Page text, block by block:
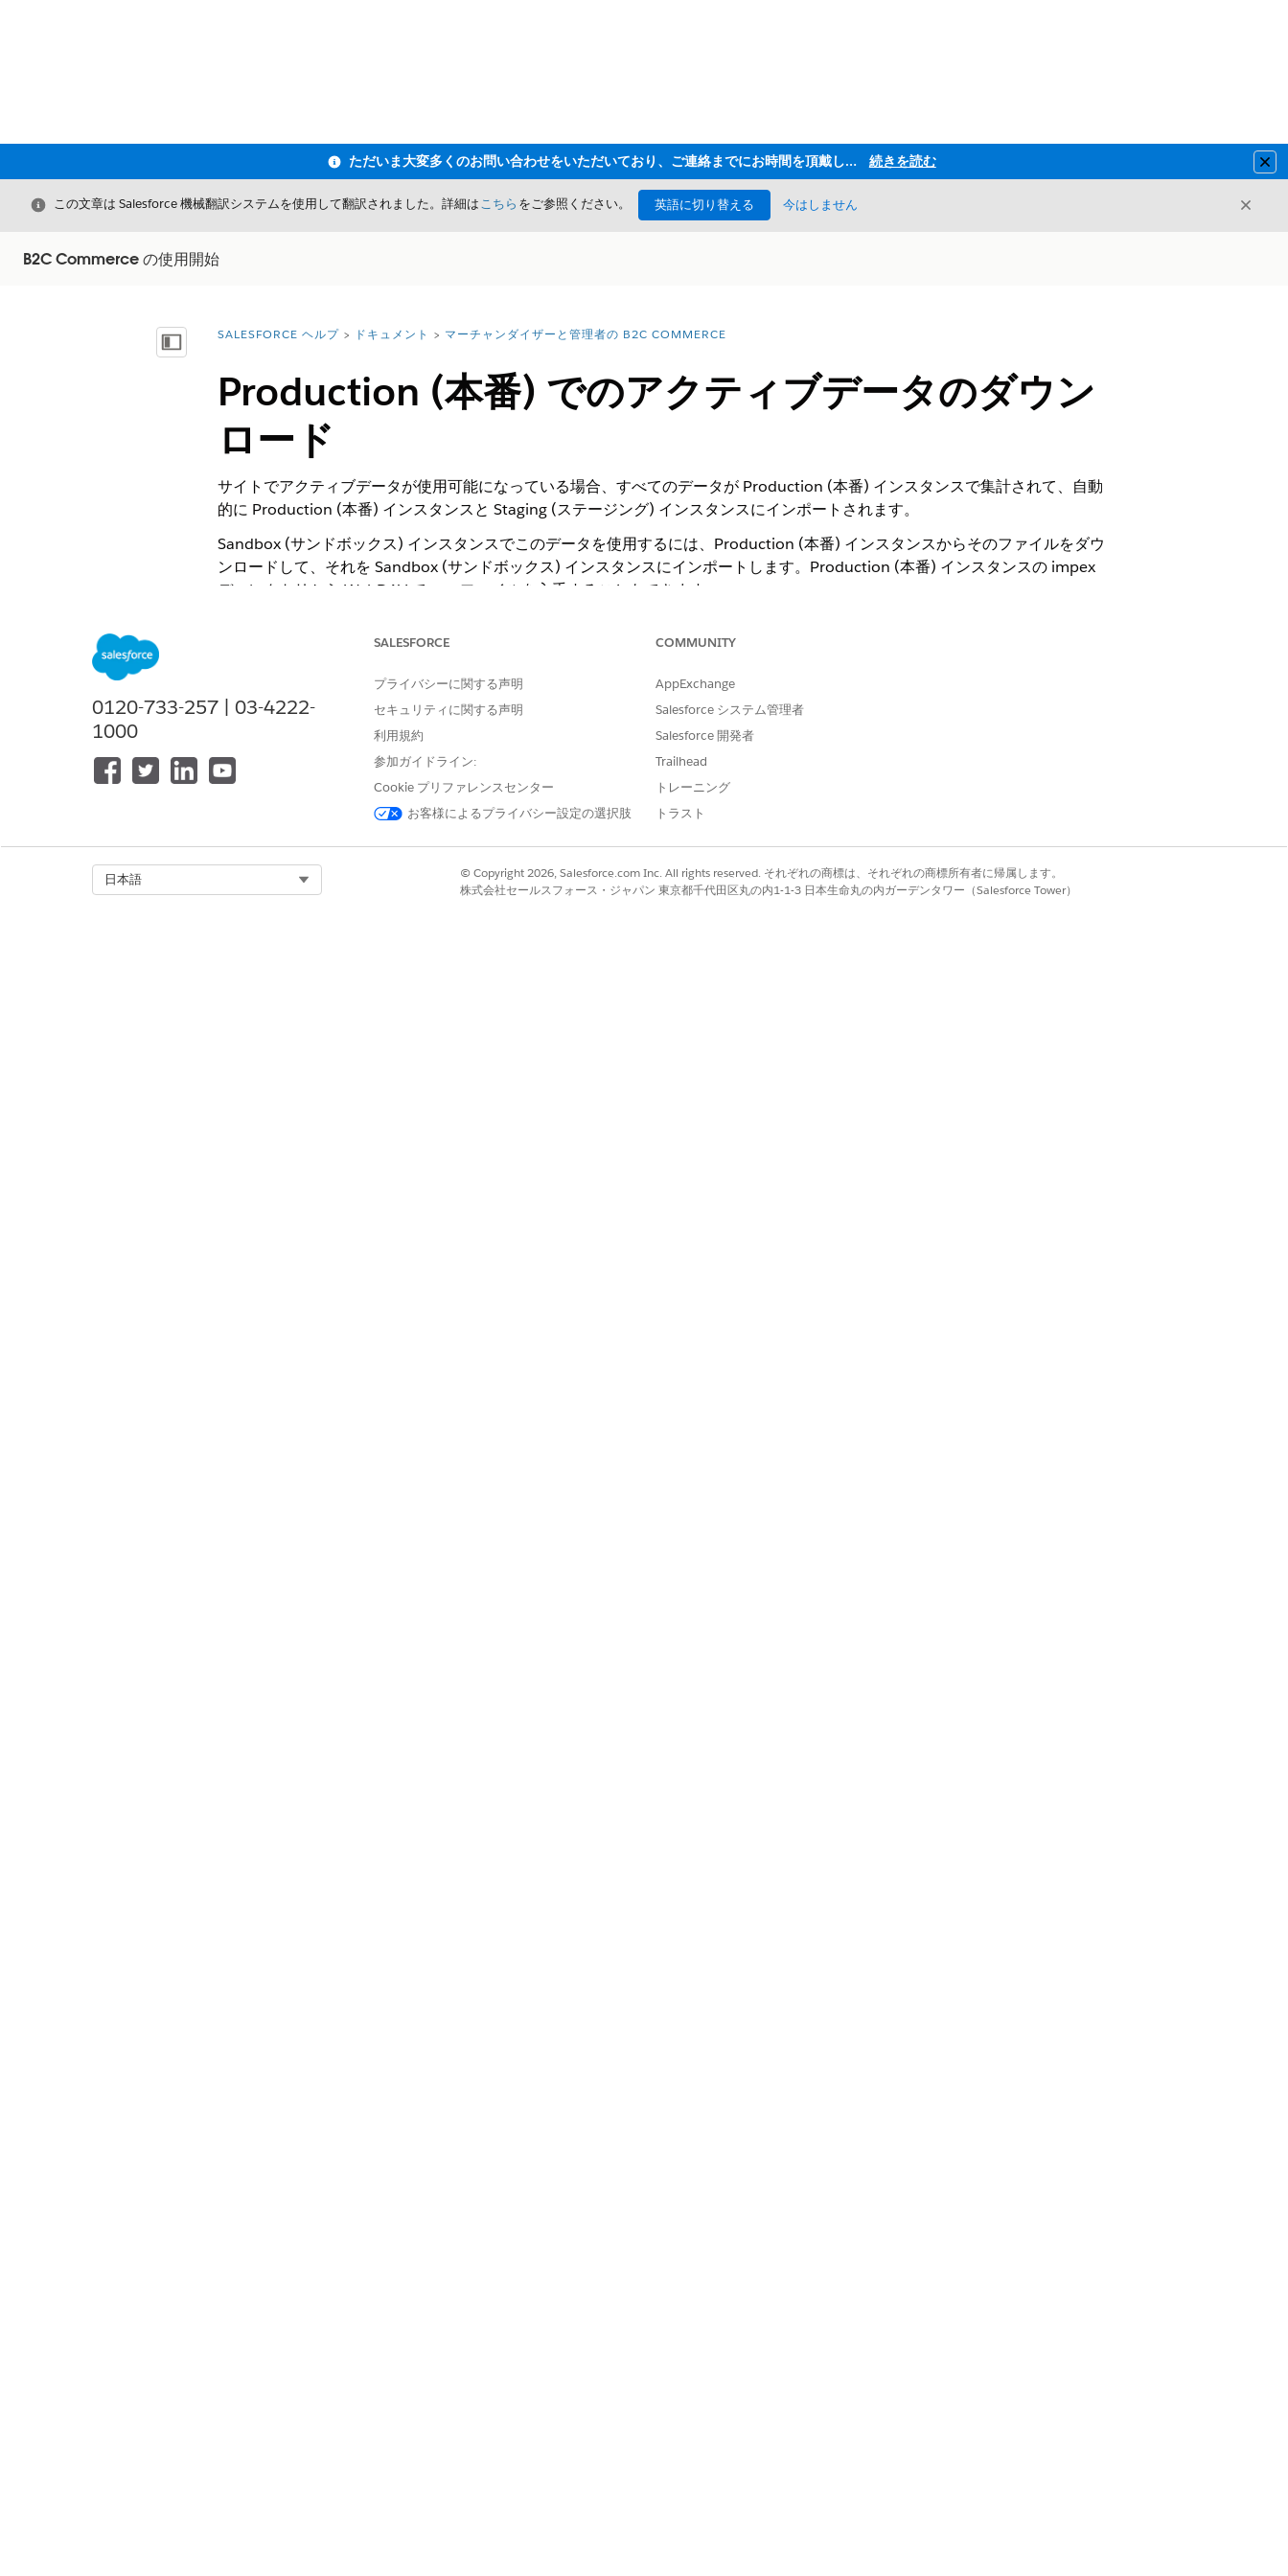
ただいま大変多くのお問い合わせをいただいており、ご連絡までにお時間を頂戴しております 続きを読む
閉じる
この文章は Salesforce 機械翻訳システムを使用して翻訳されました。詳細はこちら をご参照ください。 英語に切り替える 今はしません 閉じる
B2C Commerce の使用開始
目次を表示詳細情報:
SALESFORCE ヘルプ ドキュメント マーチャンダイザーと管理者の B2C COMMERCE
Production (本番) でのアクティブデータのダウン
ロード
サイトでアクティブデータが使用可能になっている場合、すべてのデータが Production (本番) インスタンスで集計されて、自動
的に Production (本番) インスタンスと Staging (ステージング) インスタンスにインポートされます。
Sandbox (サンドボックス) インスタンスでこのデータを使用するには、Production (本番) インスタンスからそのファイルをダウ
ンロードして、それを Sandbox (サンドボックス) インスタンスにインポートします。Production (本番) インスタンスの impex
ディレクトリから WebDAV で .csv ファイルを入手することもできます。
アクティブデータのインポート & エクスポートページで、
Salesforce B2C Commerce データベースにファイルをインポートするには、まずファイルをアップロードする必要があります。
インポートファイルの管理ページで、ダウンロードするファイルを選択します。
アクティブデータフィード名の形式は、
sitename
-YYYYMMDD.csv たとえば、activedata-product-MySite-20250115.csv です。
解凍または圧縮をクリックします。
.zipファイルを解凍すると、.csvファイルが作成されます。.csv ファイルを圧縮すると、.zipファイルが作成されます。
0120-733-257 | 03-4222-
1000
SALESFORCE
プライバシーに関する声明
セキュリティに関する声明
利用規約
参加ガイドライン:
Cookie プリファレンスセンター
お客様によるプライバシー設定の選択肢
COMMUNITY
AppExchange
Salesforce システム管理者
Salesforce 開発者
Trailhead
トレーニング
トラスト
日本語
© Copyright 2026, Salesforce.com Inc. All rights reserved. それぞれの商標は、それぞれの商標所有者に帰属します。
株式会社セールスフォース・ジャパン 東京都千代田区丸の内1-1-3 日本生命丸の内ガーデンタワー（Salesforce Tower）